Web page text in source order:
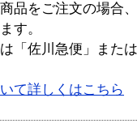
品をご注文の場合
す。
「佐川急便」また
て詳しくはこちら